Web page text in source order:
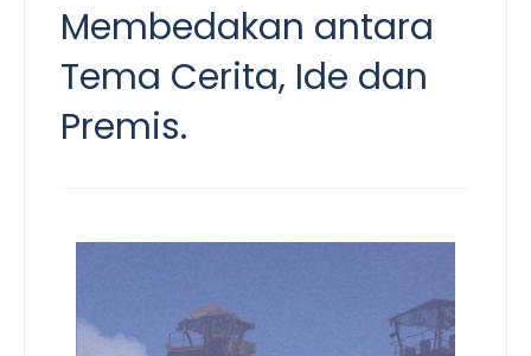
Membedakan antara
Tema Cerita, Ide dan
Premis.